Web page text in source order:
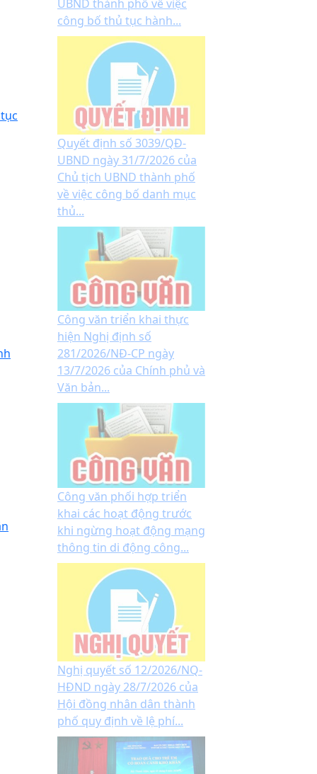
UBND thành phố về việc
công bố thủ tục hành...
Quyết định số 3039/QĐ-
UBND ngày 31/7/2026 của
Chủ tịch UBND thành phố
về việc công bố danh mục
thủ...
Công văn triển khai thực
hiện Nghị định số
281/2026/NĐ-CP ngày
13/7/2026 của Chính phủ và
Văn bản...
Công văn phối hợp triển
khai các hoạt động trước
khi ngừng hoạt động mạng
thông tin di động công...
Nghị quyết số 12/2026/NQ-
HĐND ngày 28/7/2026 của
Hội đồng nhân dân thành
phố quy định về lệ phí...